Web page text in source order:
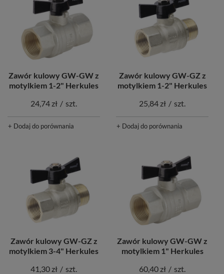
Zawór kulowy GW-GW z
motylkiem 1-2" Herkules
24,74 zł / szt.
+ Dodaj do porównania
Zawór kulowy GW-GZ z
motylkiem 1-2" Herkules
25,84 zł / szt.
+ Dodaj do porównania
Zawór kulowy GW-GZ z
motylkiem 3-4" Herkules
41,30 zł / szt.
Zawór kulowy GW-GW z
motylkiem 1" Herkules
60,40 zł / szt.